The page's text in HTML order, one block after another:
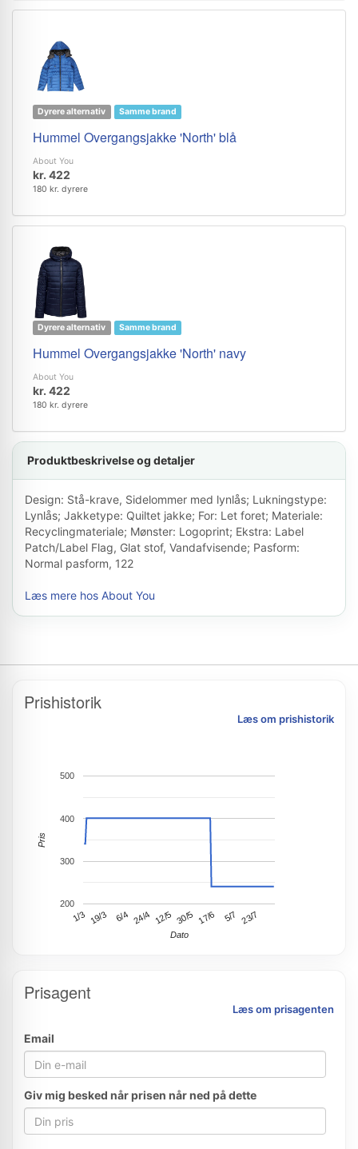
Dyrere alternativ Samme brand
Hummel Overgangsjakke 'North' blå
About You
kr. 422
180 kr. dyrere
Dyrere alternativ Samme brand
Hummel Overgangsjakke 'North' navy
About You
kr. 422
180 kr. dyrere
Produktbeskrivelse og detaljer
Design: Stå-krave, Sidelommer med lynlås; Lukningstype:
Lynlås; Jakketype: Quiltet jakke; For: Let foret; Materiale:
Recyclingmateriale; Mønster: Logoprint; Ekstra: Label
Patch/Label Flag, Glat stof, Vandafvisende; Pasform:
Normal pasform, 122
Læs mere hos About You
Prishistorik
Læs om prishistorik
1/3 19/3 6/4 24/4 12/5 30/5 17/6 5/7 23/7
200
300
400
500
Dato
Pris
Prisagent
Læs om prisagenten
Email
Giv mig besked når prisen når ned på dette